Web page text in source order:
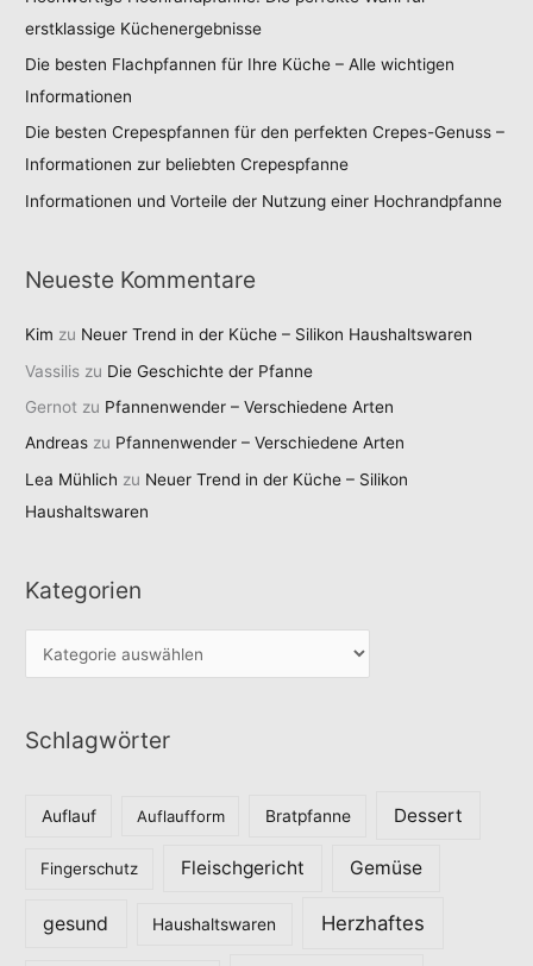
erstklassige Küchenergebnisse
Die besten Flachpfannen für Ihre Küche – Alle wichtigen
Informationen
Die besten Crepespfannen für den perfekten Crepes-Genuss –
Informationen zur beliebten Crepespfanne
Informationen und Vorteile der Nutzung einer Hochrandpfanne
Neueste Kommentare
Kim zu Neuer Trend in der Küche – Silikon Haushaltswaren
Vassilis zu Die Geschichte der Pfanne
Gernot zu Pfannenwender – Verschiedene Arten
Andreas zu Pfannenwender – Verschiedene Arten
Lea Mühlich zu Neuer Trend in der Küche – Silikon
Haushaltswaren
Kategorien
a
e
Schlagwörter
Auflauf Auflaufform Bratpfanne Dessert
Fingerschutz Fleischgericht Gemüse
gesund Haushaltswaren Herzhaftes